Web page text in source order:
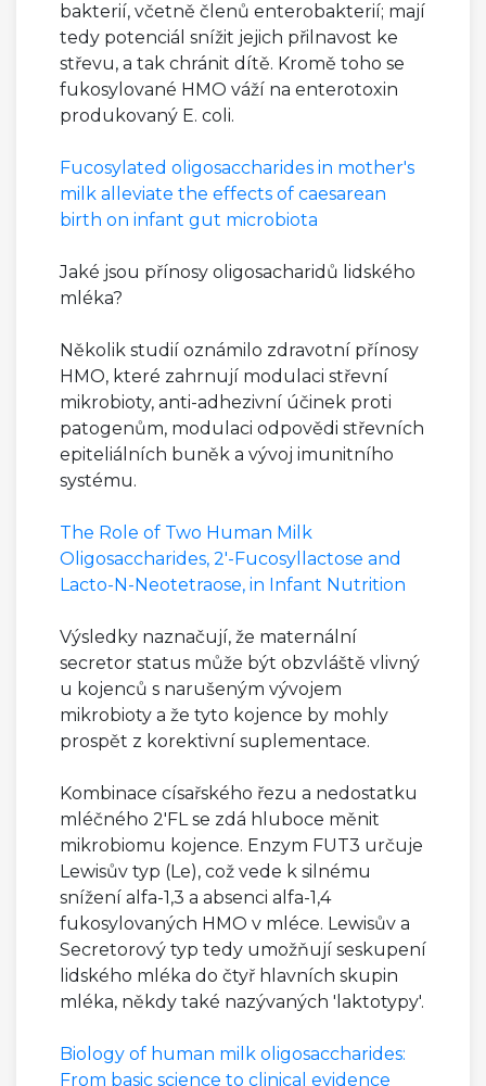
bakterií, včetně členů enterobakterií; mají
tedy potenciál snížit jejich přilnavost ke
střevu, a tak chránit dítě. Kromě toho se
fukosylované HMO váží na enterotoxin
produkovaný E. coli.
Fucosylated oligosaccharides in mother's
milk alleviate the effects of caesarean
birth on infant gut microbiota
Jaké jsou přínosy oligosacharidů lidského
mléka?
Několik studií oznámilo zdravotní přínosy
HMO, které zahrnují modulaci střevní
mikrobioty, anti-adhezivní účinek proti
patogenům, modulaci odpovědi střevních
epiteliálních buněk a vývoj imunitního
systému.
The Role of Two Human Milk
Oligosaccharides, 2'-Fucosyllactose and
Lacto-N-Neotetraose, in Infant Nutrition
Výsledky naznačují, že maternální
secretor status může být obzvláště vlivný
u kojenců s narušeným vývojem
mikrobioty a že tyto kojence by mohly
prospět z korektivní suplementace.
Kombinace císařského řezu a nedostatku
mléčného 2'FL se zdá hluboce měnit
mikrobiomu kojence. Enzym FUT3 určuje
Lewisův typ (Le), což vede k silnému
snížení alfa-1,3 a absenci alfa-1,4
fukosylovaných HMO v mléce. Lewisův a
Secretorový typ tedy umožňují seskupení
lidského mléka do čtyř hlavních skupin
mléka, někdy také nazývaných 'laktotypy'.
Biology of human milk oligosaccharides:
From basic science to clinical evidence